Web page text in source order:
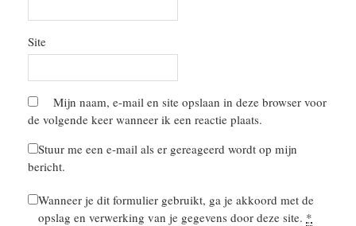
Site
Mijn naam, e-mail en site opslaan in deze browser voor
de volgende keer wanneer ik een reactie plaats.
Stuur me een e-mail als er gereageerd wordt op mijn
bericht.
Wanneer je dit formulier gebruikt, ga je akkoord met de
opslag en verwerking van je gegevens door deze site. *